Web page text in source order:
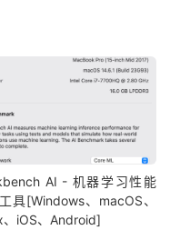
AI - 机器学习性能
具[Windows、macOS、
、iOS、Android]